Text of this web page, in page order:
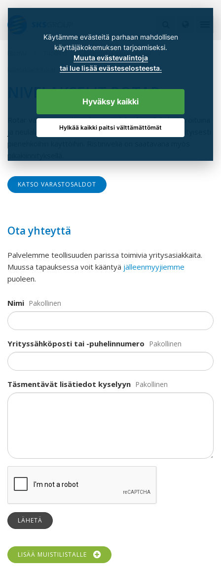
Tuotteet
Kytkimet ja vapaapyörät
NIVELAKSELIT ROTAR
Rotar valmistaa ristiniveliä ja nivelakseleita liukulaakeroituina
ja neulalaakeroituina. Rotar nivelakselit soveltuvat erityisesti
pienehköihin käyttöihin. Ristiniveliä on saatavana myös
pikakiinnityksellä.
KATSO VARASTOSALDOT
Ota yhteyttä
Palvelemme teollisuuden parissa toimivia yritysasiakkaita.
Muussa tapauksessa voit kääntyä jälleenmyyjiemme
puoleen.
Nimi Pakollinen
Yrityssähköposti tai -puhelinnumero Pakollinen
Täsmentävät lisätiedot kyselyyn Pakollinen
LÄHETÄ
LISÄÄ MUISTILISTALLE
Käytämme evästeitä parhaan mahdollisen
Muuta evästevalintoja
tai lue lisää evästeselosteesta.
Hyväksy kaikki
Hylkää kaikki paitsi välttämättömät